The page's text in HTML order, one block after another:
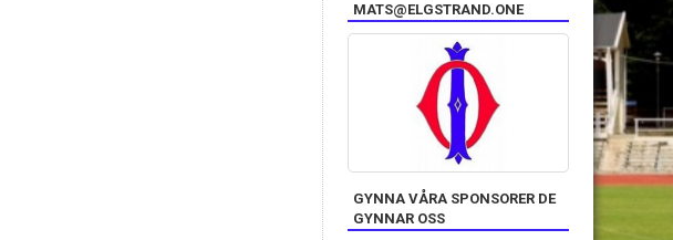
MATS@ELGSTRAND.ONE
GYNNA VÅRA SPONSORER DE
GYNNAR OSS